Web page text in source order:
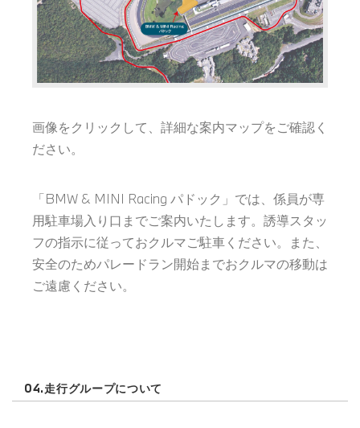
画像をクリックして、詳細な案内マップをご確認く
ださい。
「BMW & MINI Racing パドック」では、係員が専
用駐車場入り口までご案内いたします。誘導スタッ
フの指示に従っておクルマご駐車ください。また、
安全のためパレードラン開始までおクルマの移動は
ご遠慮ください。
04.走行グループについて